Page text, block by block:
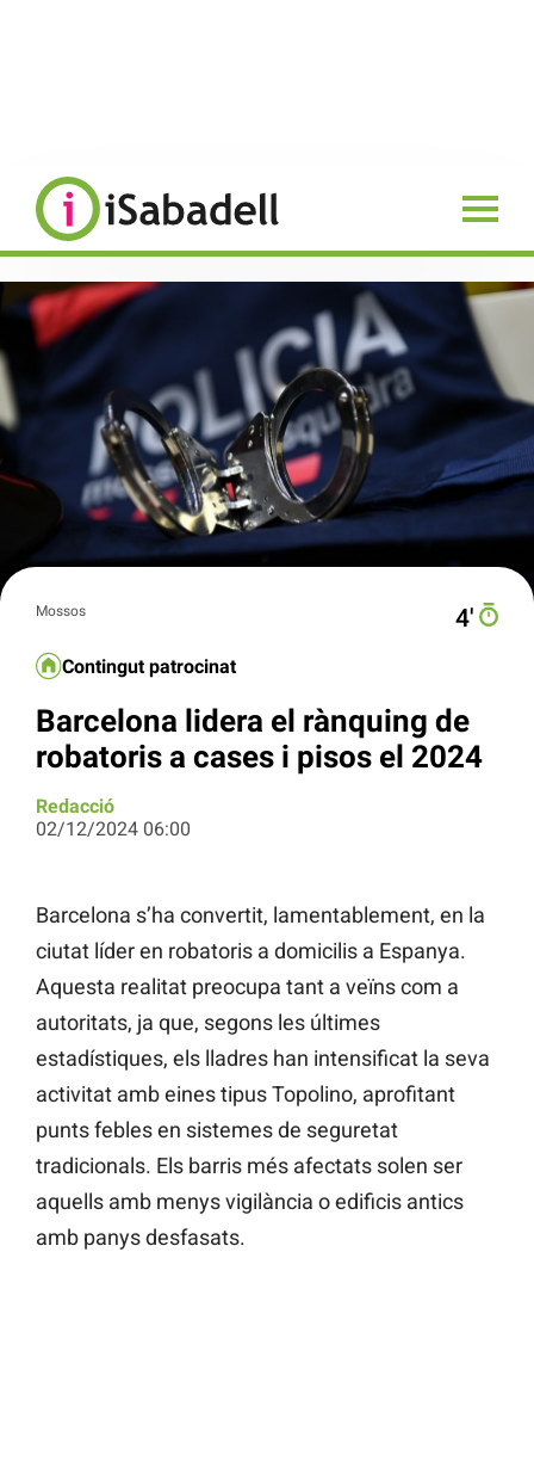
Mossos 4′
Contingut patrocinat
Barcelona lidera el rànquing de
robatoris a cases i pisos el 2024
Redacció
02/12/2024 06:00
Barcelona s’ha convertit, lamentablement, en la
ciutat líder en robatoris a domicilis a Espanya.
Aquesta realitat preocupa tant a veïns com a
autoritats, ja que, segons les últimes
estadístiques, els lladres han intensificat la seva
activitat amb eines tipus Topolino, aprofitant
punts febles en sistemes de seguretat
tradicionals. Els barris més afectats solen ser
aquells amb menys vigilància o edificis antics
amb panys desfasats.